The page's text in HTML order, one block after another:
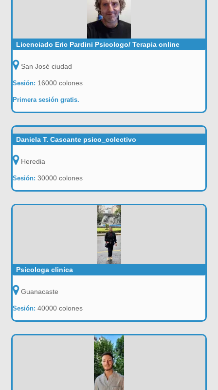
Licenciado Eric Pardini Psicologo/ Terapia online
San José ciudad
Sesión: 16000 colones
Primera sesión gratis.
Daniela T. Cascante psico_colectivo
Heredia
Sesión:30000 colones
Psicologa clinica
Guanacaste
Sesión:40000 colones